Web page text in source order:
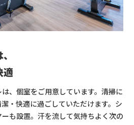
適
、個室をご用意しています。清掃に
・快適に過ごしていただけます。シ
も設置。汗を流して気持ちよく次の